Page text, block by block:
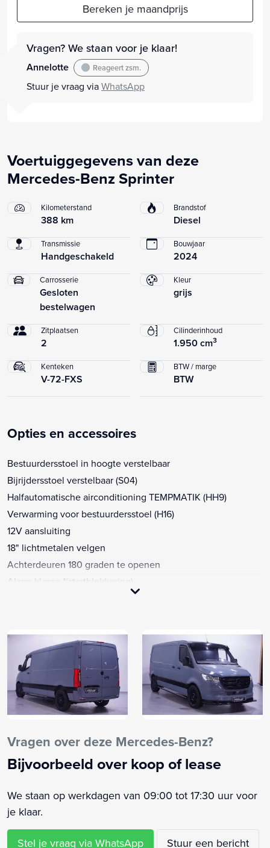
Bereken je maandprijs
Vragen? We staan voor je klaar!
Annelotte Reageert zsm.
Stuur je vraag viaWhatsApp
Voertuiggegevens van deze
Mercedes-Benz Sprinter
Kilometerstand
388 km
Brandstof
Diesel
Transmissie
Handgeschakeld
Bouwjaar
2024
Carrosserie
Gesloten
bestelwagen
Kleur
grijs
Zitplaatsen
2
Cilinderinhoud
1.950 cm3
Kenteken
V-72-FXS
BTW / marge
BTW
Opties en accessoires
Bestuurdersstoel in hoogte verstelbaar
Bijrijdersstoel verstelbaar (S04)
Halfautomatische airconditioning TEMPMATIK (HH9)
Verwarming voor bestuurdersstoel (H16)
12V aansluiting
18" lichtmetalen velgen
Achterdeuren 180 graden te openen
Alarm klasse 1(startblokkering)
Boordcomputer
Bumper in carrosseriekleur (CM0)
Centrale deurvergrendeling met afstandsbediening
Dimlichten automatisch
Elektrische ramen voor
Frontspoiler
Keyless start
MB-audiosysteem (E1O)
Rookvrij
RY2 Bandenspanningscontrolesysteem aan de voor- en
achterzijde, draadloos (RY2)
Vragen over deze Mercedes-Benz?
Bijvoorbeeld over koop of lease
We staan op werkdagen van 09:00 tot 17:30 uur voor
je klaar.
Stel je vraag via WhatsApp Stuur een bericht